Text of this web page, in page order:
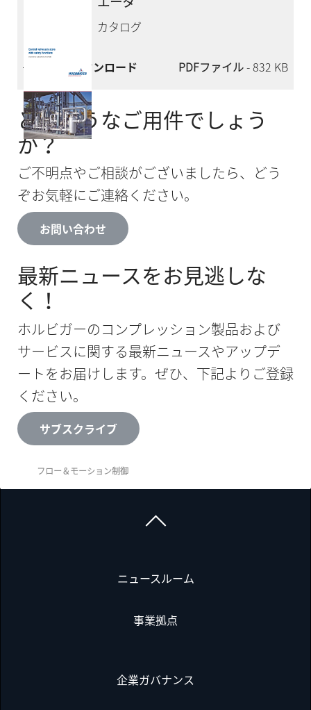
カタログ
今すぐダウンロード PDFファイル- 832 KB
どのようなご用件でしょう
か？
ご不明点やご相談がございましたら、どう
ぞお気軽にご連絡ください。
お問い合わせ
最新ニュースをお見逃しな
く！
ホルビガーのコンプレッション製品および
サービスに関する最新ニュースやアップデ
ートをお届けします。ぜひ、下記よりご登録
ください。
サブスクライブ
フロー＆モーション制御
ニュースルーム
事業拠点
企業ガバナンス